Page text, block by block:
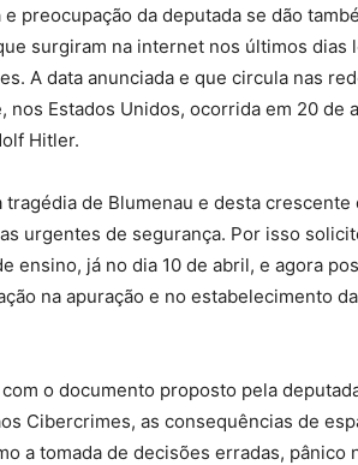
e preocupação da deputada se dão
surgiram na internet nos últimos dias
A data anunciada e que circula nas
nos Estados Unidos, ocorrida em 20
Hitler.
tragédia de Blumenau e desta
urgentes de segurança. Por isso
ensino, já no dia 10 de abril, e agora
na apuração e no estabelecimento
o documento proposto pela
Cibercrimes, as consequências de
a tomada de decisões erradas, pânico